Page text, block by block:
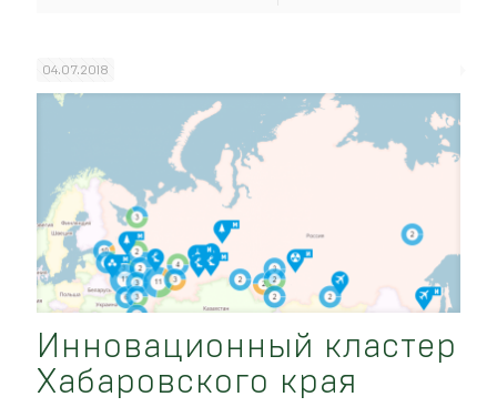
04.07.2018
Инновационный кластер
Хабаровского края